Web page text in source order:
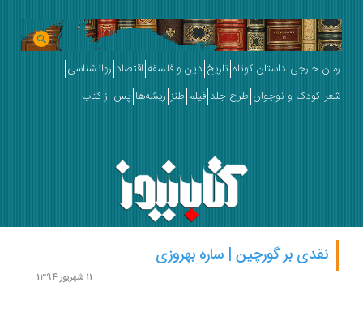
خارجی داستان کوتاه تاریخ دین و فلسفه اقتصاد روانشناسی
کودک و نوجوان طرح جلد فیلم طنز ریشه‌ها پس از کتاب
نقدی بر گورچین | ساره بهروزی